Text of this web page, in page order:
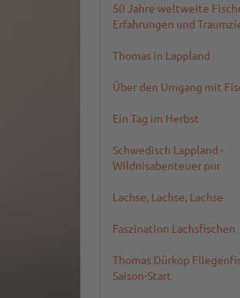
50 Jahre weltweite
Erfahrungen und
Thomas in Lappland
Über den Umgang mit
Ein Tag im Herbst
Schwedisch Lappland -
Wildnisabenteuer pur
Lachse, Lachse, Lachse
Faszination Lachsfischen
Thomas Dürkop
Saison-Start